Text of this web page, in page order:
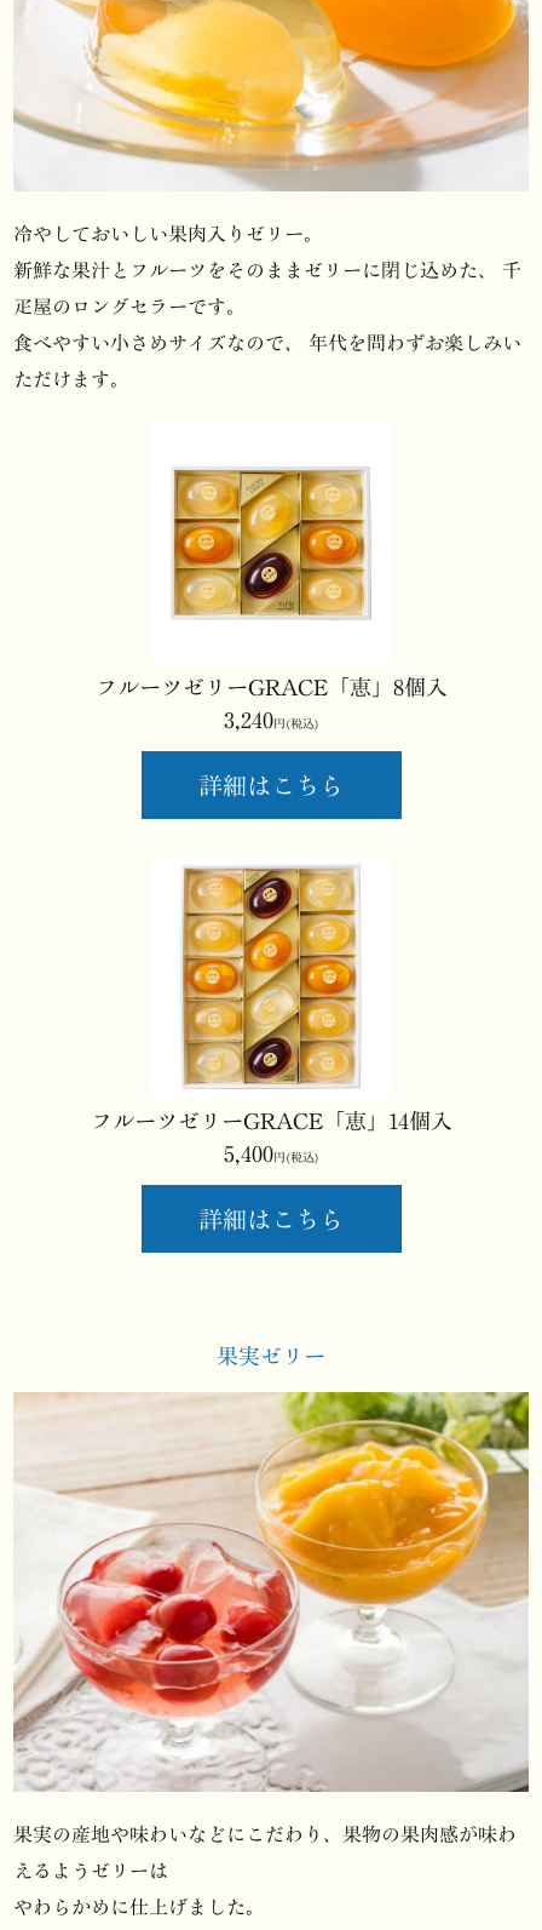
冷やしておいしい果肉入りゼリー。
新鮮な果汁とフルーツをそのままゼリーに閉じ込めた、
千
疋屋のロングセラーです。
食べやすい小さめサイズなので、
年代を問わずお楽しみい
ただけます。
フルーツゼリーGRACE「恵」8個入
3,240円(税込)
詳細はこちら
フルーツゼリーGRACE「恵」14個入
5,400円(税込)
詳細はこちら
果実ゼリー
果実の産地や味わいなどにこだわり、 果物の果肉感が味わ
えるようゼリーは
やわらかめに仕上げました。